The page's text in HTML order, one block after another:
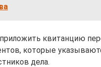
квитанцию
которые
дела.